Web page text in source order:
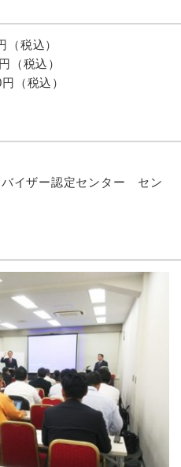
込）
税込）
税込）
イザー認定センター セン